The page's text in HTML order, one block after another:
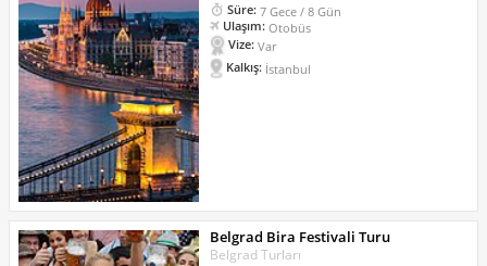
Süre: 7 Gece / 8 Gün
Ulaşım: Otobüs
Vize: Var
Kalkış: İstanbul
Belgrad Bira Festivali Turu
Belgrad Turları